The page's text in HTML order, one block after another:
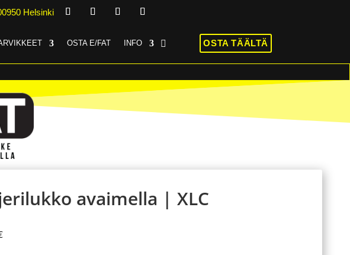
Helsinki
OSTA E/FAT INFO OSTA TÄÄLTÄ
avaimella | XLC